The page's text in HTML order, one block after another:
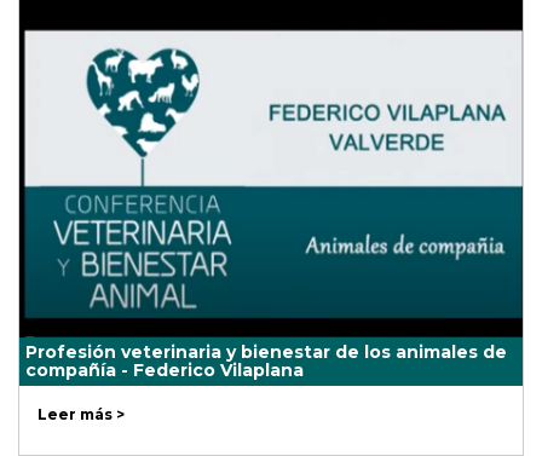
Profesión veterinaria y bienestar de los animales de
compañía - Federico Vilaplana
Leer más >